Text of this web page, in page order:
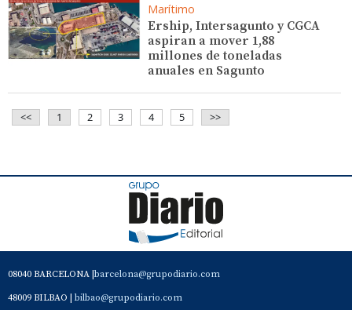
Marítimo
Ership, Intersagunto y CGCA
aspiran a mover 1,88
millones de toneladas
anuales en Sagunto
<< 1 2 3 4 5 >>
08040 BARCELONA | barcelona@grupodiario.com
48009 BILBAO | bilbao@grupodiario.com